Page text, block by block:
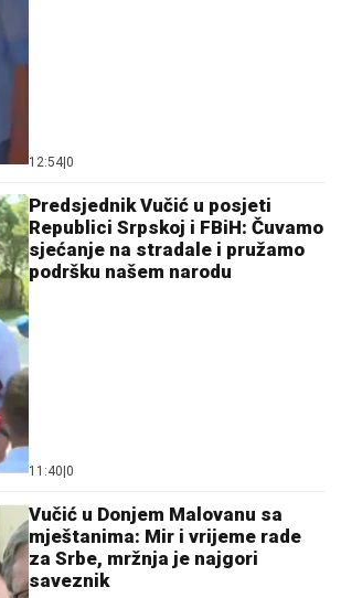
12:54 0
Predsjednik Vučić u posjeti
Republici Srpskoj i FBiH: Čuvamo
sjećanje na stradale i pružamo
podršku našem narodu
11:40 0
Vučić u Donjem Malovanu sa
mještanima: Mir i vrijeme rade
za Srbe, mržnja je najgori
saveznik